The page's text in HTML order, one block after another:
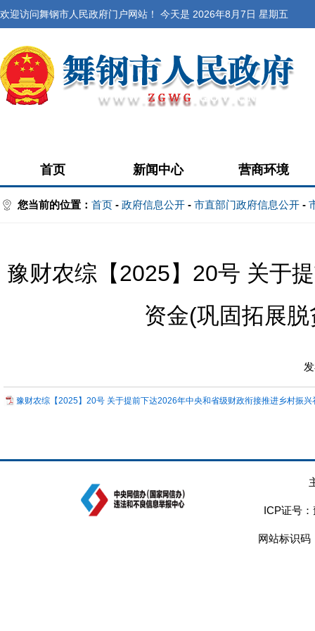
欢迎访问舞钢市人民政府门户网站！ 今天是 2026年8月7日 星期五
首页 新闻中心 营商环境
您当前的位置： 首页 - 政府信息公开 - 市直部门政府信息公开 -
豫财农综【2025】20号 关于
资金(巩固拓展
豫财农综【2025】20号 关于提前下达2026年中央和省级财政衔接推进乡村振
ICP证号：
网站标识码